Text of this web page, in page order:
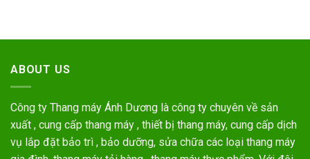
ABOUT US
Công ty Thang máy Ánh Dương là công ty chuyên về sản
xuất , cung cấp thang máy , thiết bị thang máy, cung cấp dịch
vụ lắp đặt bảo trì , bảo dưỡng, sửa chữa các loại thang máy